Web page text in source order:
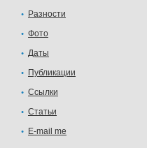
Разности
Фото
Даты
Публикации
Ссылки
Статьи
E-mail me